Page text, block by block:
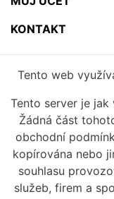
KONTAKT
Tento web
Tento server je
Žádná část
obchodní
kopírována nebo
souhlasu
služeb, firem a